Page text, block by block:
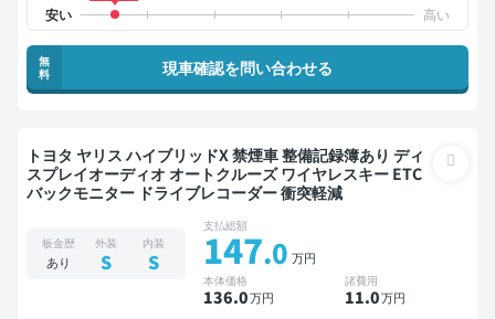
無
料
現車確認を問い合わせる
トヨタ ヤリス ハイブリッドX 禁煙車 整備記録簿あり ディ
スプレイオーディオ オートクルーズ ワイヤレスキー ETC
バックモニター ドライブレコーダー 衝突軽減
板金歴
あり
外装
S
内装
S
支払総額
147.0 万円
本体価格
136.0万円
諸費用
11.0万円